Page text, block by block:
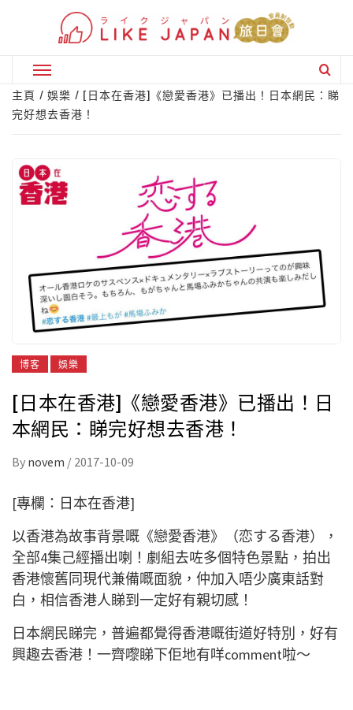
Primary
Menu
主頁 娛樂
[日本在香港]《戀愛香港》已播出！日本網民：睇
完好想去香港！
博客 娛樂
[日本在香港]《戀愛香港》已播出！日
本網民：睇完好想去香港！
By novem / 2017-10-09
[專欄：日本在香港]
以香港為故事背景嘅《戀愛香港》（恋する香港），
全部4集己經播出喇！劇組去咗多個特色景點，拍出
香港懷舊同現代兼備嘅面貌，仲加入唔少廣東話對
白，相信香港人睇到一定好有親切感！
日本網民睇完，普遍都覺得香港嘅街道好特別，好有
興趣去香港！一齊嚟睇下佢地有咩comment啦～